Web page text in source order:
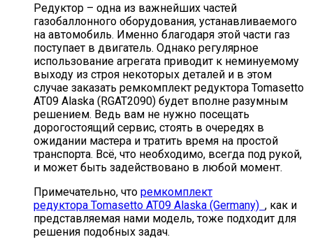
Редуктор – одна из важнейших частей
газобаллонного оборудования, устанавливаемого
на автомобиль. Именно благодаря этой части газ
поступает в двигатель. Однако регулярное
использование агрегата приводит к неминуемому
выходу из строя некоторых деталей и в этом
случае заказать ремкомплект редуктора Tomasetto
AT09 Alaska (RGAT2090) будет вполне разумным
решением. Ведь вам не нужно посещать
дорогостоящий сервис, стоять в очередях в
ожидании мастера и тратить время на простой
транспорта. Всё, что необходимо, всегда под рукой,
и может быть задействовано в любой момент.
Примечательно, что ремкомплект
редуктора Tomasetto AT09 Alaska (Germany) , как и
представляемая нами модель, тоже подходит для
решения подобных задач.